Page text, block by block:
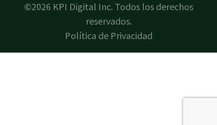
©2026 KPI Digital Inc. Todos los derechos
reservados.
Política de Privacidad